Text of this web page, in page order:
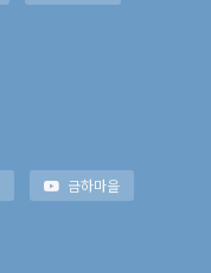
금하마을